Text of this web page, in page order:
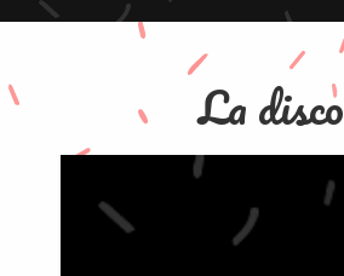
La disco